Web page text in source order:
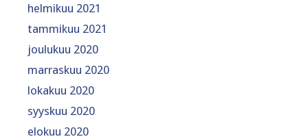
helmikuu 2021
tammikuu 2021
joulukuu 2020
marraskuu 2020
lokakuu 2020
syyskuu 2020
elokuu 2020